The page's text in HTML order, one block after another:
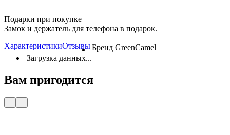
Подарки при покупке
Замок и держатель для телефона в подарок.
ХарактеристикиОтзывыБренд GreenCamel
Загрузка данных...
Вам пригодится